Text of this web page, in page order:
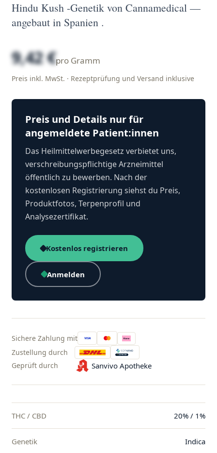
Hindu Kush -Genetik von Cannamedical —
angebaut in Spanien .
9,42 €pro Gramm
Preis inkl. MwSt. · Rezeptprüfung und Versand inklusive
Preis und Details nur für
angemeldete Patient:innen
Das Heilmittelwerbegesetz verbietet uns,
verschreibungspflichtige Arzneimittel
öffentlich zu bewerben. Nach der
kostenlosen Registrierung siehst du Preis,
Produktfotos, Terpenprofil und
Analysezertifikat.
Kostenlos registrieren
Anmelden
Sichere Zahlung mit
Zustellung durch
Geprüft durch
Sanvivo Apotheke
THC / CBD 20% / 1%
Genetik Indica